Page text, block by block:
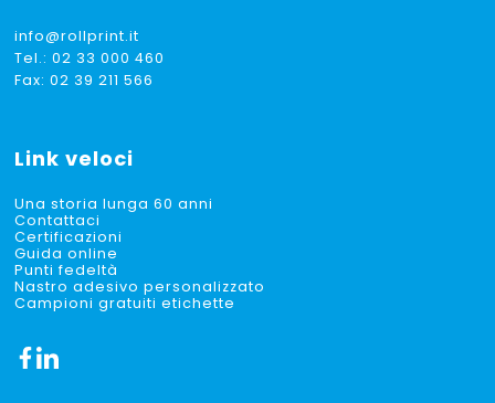
info@rollprint.it
Tel.:02 33 000 460
Fax: 02 39 211 566
Link veloci
Una storia lunga 60 anni
Contattaci
Certificazioni
Guida online
Punti fedeltà
Nastro adesivo personalizzato
Campioni gratuiti etichette